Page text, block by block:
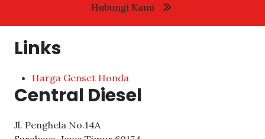
Hubungi Kami
Links
Harga Genset Honda
Central Diesel
Jl. Penghela No.14A